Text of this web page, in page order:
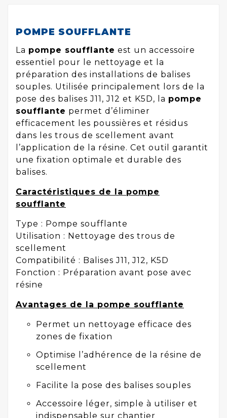
POMPE SOUFFLANTE
La pompe soufflante est un accessoire
essentiel pour le nettoyage et la
préparation des installations de balises
souples. Utilisée principalement lors de la
pose des balises J11, J12 et K5D, la pompe
soufflante permet d’éliminer
efficacement les poussières et résidus
dans les trous de scellement avant
l’application de la résine. Cet outil garantit
une fixation optimale et durable des
balises.
Caractéristiques de la pompe
soufflante
Type : Pompe soufflante
Utilisation : Nettoyage des trous de
scellement
Compatibilité : Balises J11, J12, K5D
Fonction : Préparation avant pose avec
résine
Avantages de la pompe soufflante
Permet un nettoyage efficace des
zones de fixation
Optimise l’adhérence de la résine de
scellement
Facilite la pose des balises souples
Accessoire léger, simple à utiliser et
indispensable sur chantier